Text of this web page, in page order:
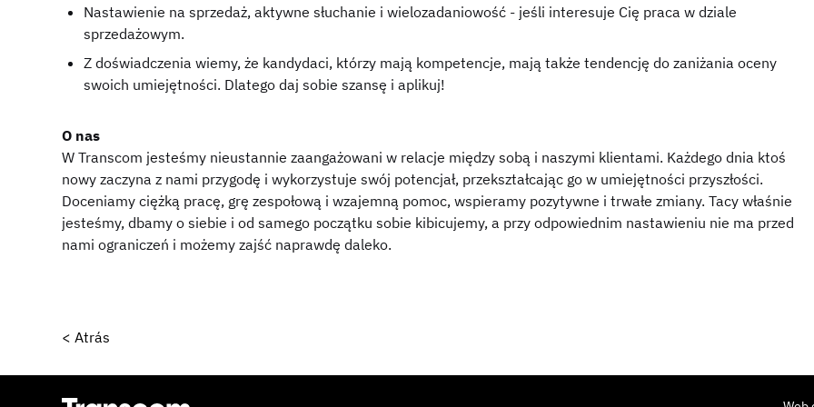
Nastawienie na sprzedaż, aktywne słuchanie i wielozadaniowość - jeśli interesuje Cię praca w dziale
sprzedażowym.
Z doświadczenia wiemy, że kandydaci, którzy mają kompetencje, mają także tendencję do zaniżania oceny
swoich umiejętności. Dlatego daj sobie szansę i aplikuj!
O nas
W Transcom jesteśmy nieustannie zaangażowani w relacje między sobą i naszymi klientami. Każdego dnia ktoś
nowy zaczyna z nami przygodę i wykorzystuje swój potencjał, przekształcając go w umiejętności przyszłości.
Doceniamy ciężką pracę, grę zespołową i wzajemną pomoc, wspieramy pozytywne i trwałe zmiany. Tacy właśnie
jesteśmy, dbamy o siebie i od samego początku sobie kibicujemy, a przy odpowiednim nastawieniu nie ma przed
nami ograniczeń i możemy zajść naprawdę daleko.
< Atrás